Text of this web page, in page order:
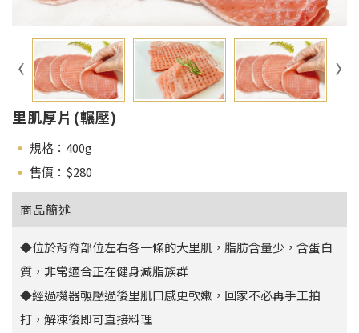
里肌厚片(輾壓)
規格：400g
售價：$280
商品簡述
◆位於背脊部位左右各一條的大里肌，脂肪含量少，含蛋白
質，非常適合正在健身減脂族群
◆經過機器輾壓過後里肌口感更軟嫩，回家不必再手工拍
打，解凍後即可直接料理